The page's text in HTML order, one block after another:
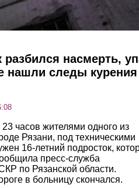
разбился насмерть,
нашли следы курения
23 часов жителями одного из
Рязани, под техническими
16-летний подросток,
пресс-служба
по Рязанской области.
в больницу скончался.